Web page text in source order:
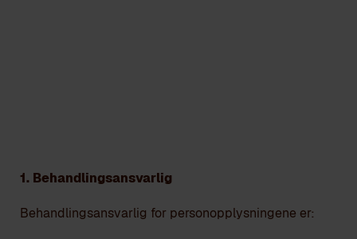
1. Behandlingsansvarlig
Behandlingsansvarlig for personopplysningene er: